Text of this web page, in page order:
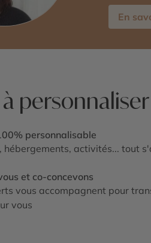
En
à personnaliser
personnalisable
hébergements, activités... tout
et co-concevons
vous accompagnent pour
vous